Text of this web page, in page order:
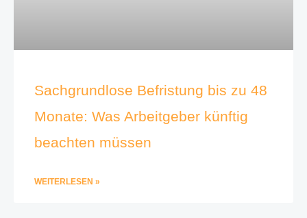
Sachgrundlose Befristung bis zu 48
Monate: Was Arbeitgeber künftig
beachten müssen
WEITERLESEN »